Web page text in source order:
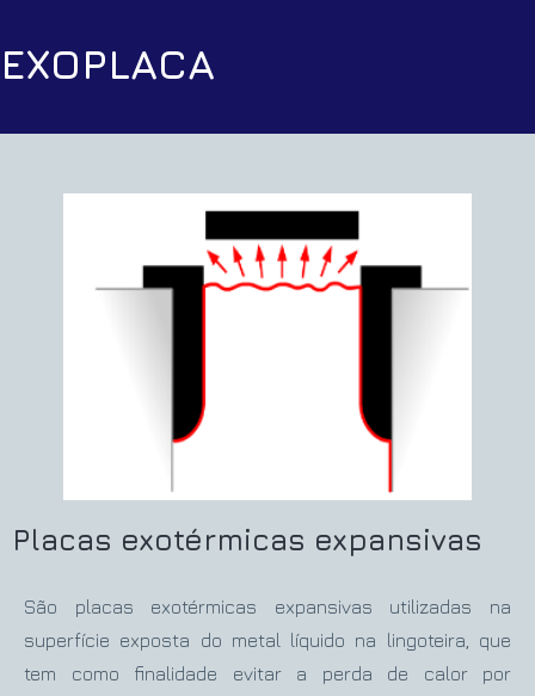
EXOPLACA
Placas exotérmicas expansivas
São placas exotérmicas expansivas utilizadas na
superfície exposta do metal líquido na lingoteira, que
tem como finalidade evitar a perda de calor por